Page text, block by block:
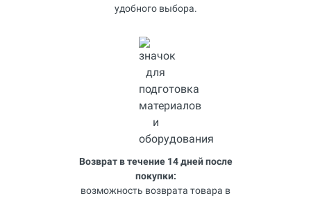
удобного выбора.
Возврат в течение 14 дней после
покупки:
возможность возврата товара в